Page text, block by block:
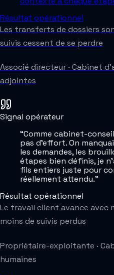
Résultat opérationnel
Les transferts de dossiers
suivis cessent de se perdre
Associé directeur · Cabinet
adjointes
Signal opérateur
“Comme cabinet-
pas d'effort. On
les demandes, les
étapes bien définis, je
fils entiers juste pour
réellement attendu.”
Résultat opérationnel
Le travail client avance
moins de suivis perdus
Propriétaire-exploitante ·
humaines